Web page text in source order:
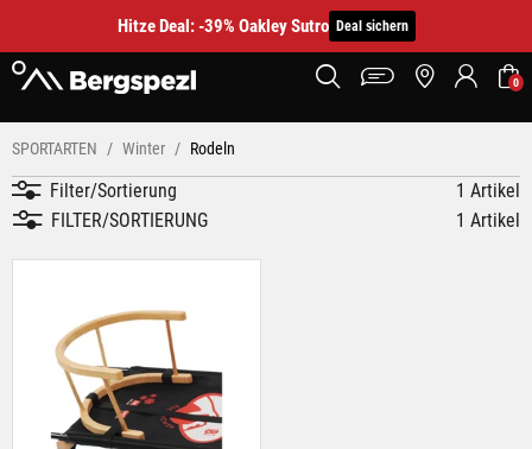
Hitze Deal: -39% Oakley Sutro Deal sichern
0
SPORTARTEN Winter Rodeln
Filter/Sortierung
1 Artikel
FILTER/SORTIERUNG
1 Artikel